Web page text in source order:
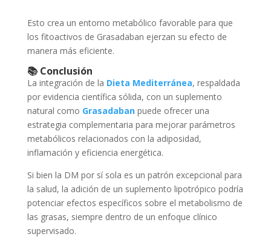
Esto crea un entorno metabólico favorable para que
los fitoactivos de Grasadaban ejerzan su efecto de
manera más eficiente.
📚Conclusión
La integración de la Dieta Mediterránea, respaldada
por evidencia científica sólida, con un suplemento
natural como Grasadaban puede ofrecer una
estrategia complementaria para mejorar parámetros
metabólicos relacionados con la adiposidad,
inflamación y eficiencia energética.
Si bien la DM por sí sola es un patrón excepcional para
la salud, la adición de un suplemento lipotrópico podría
potenciar efectos específicos sobre el metabolismo de
las grasas, siempre dentro de un enfoque clínico
supervisado.